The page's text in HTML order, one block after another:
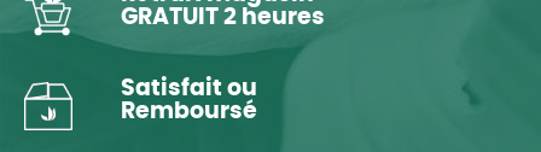
GRATUIT 2 heures
Satisfait ou
Remboursé